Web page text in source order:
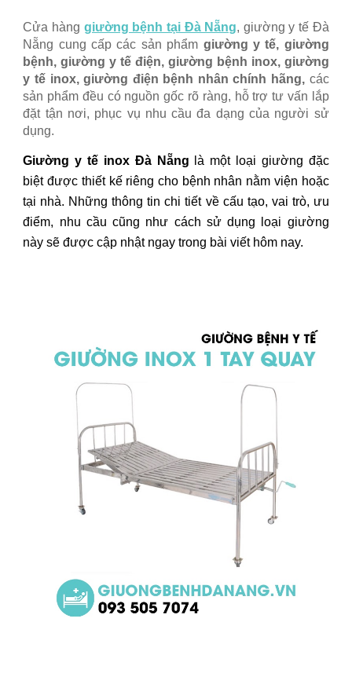
Cửa hàng giường bệnh tại Đà Nẵng, giường y tế Đà
Nẵng cung cấp các sản phẩm giường y tế, giường
bệnh, giường y tế điện, giường bệnh inox, giường
y tế inox,giường điện bệnh nhân chính hãng, các
sản phẩm đều có nguồn gốc rõ ràng, hỗ trợ tư vấn lắp
đặt tận nơi, phục vụ nhu cầu đa dạng của người sử
dụng.
Giường y tế inox Đà Nẵng là một loại giường đặc
biệt được thiết kế riêng cho bệnh nhân nằm viện hoặc
tại nhà. Những thông tin chi tiết về cấu tạo, vai trò, ưu
điểm, nhu cầu cũng như cách sử dụng loại giường
này sẽ được cập nhật ngay trong bài viết hôm nay.